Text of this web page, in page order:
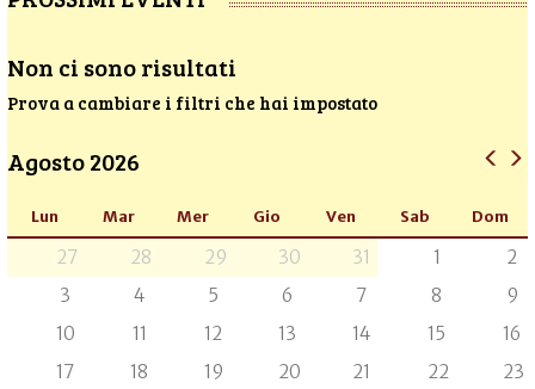
Non ci sono risultati
Prova a cambiare i filtri che hai impostato
Agosto 2026
Lun Mar Mer Gio Ven Sab Dom
27 28 29 30 31 1
2
3
4 5 6 7 8
9
10
11 12 13 14 15
16
17
18 19 20 21 22
23